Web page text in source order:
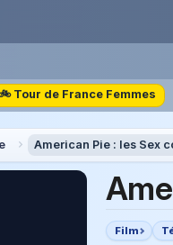
Tour de France Femmes
American Pie : les Sex
Film